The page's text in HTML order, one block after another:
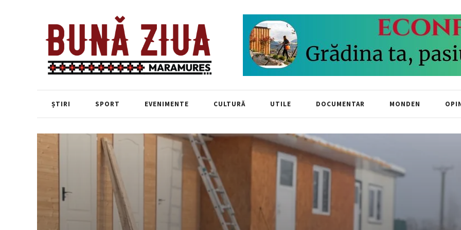
ȘTIRI SPORT EVENIMENTE CULTURĂ UTILE DOCUMENTAR MONDEN